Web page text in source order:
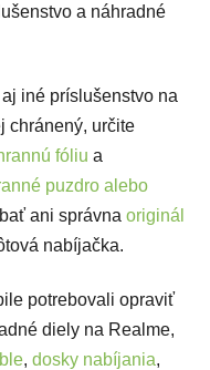
a náhradné
iné príslušenstvo na
chránený, určite
fóliu a
puzdro alebo
ani správna originál
nabíjačka.
potrebovali opraviť
diely na Realme,
, dosky nabíjania,